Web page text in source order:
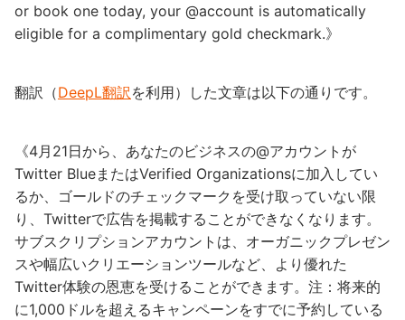
or book one today, your @account is automatically
eligible for a complimentary gold checkmark.》
翻訳（DeepL翻訳 を利用）した文章は以下の通りです。
《4月21日から、あなたのビジネスの@アカウントが
Twitter BlueまたはVerified Organizationsに加入してい
るか、ゴールドのチェックマークを受け取っていない限
り、Twitterで広告を掲載することができなくなります。
サブスクリプションアカウントは、オーガニックプレゼン
スや幅広いクリエーションツールなど、より優れた
Twitter体験の恩恵を受けることができます。注：将来的
に1,000ドルを超えるキャンペーンをすでに予約している